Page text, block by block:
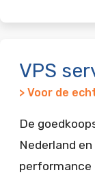
VPS
> Voor de
De
Nederland
performance